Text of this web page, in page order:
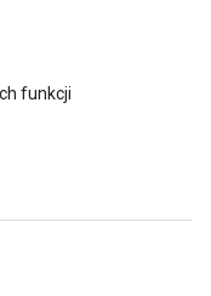
funkcji